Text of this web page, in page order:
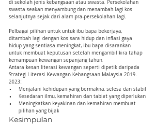
di sekolah jenis kebangsaan atau swasta. Persekolahan
swasta seakan menyambung dan menambah lagi kos
selanjutnya sejak dari alam pra-persekolahan lagi.
Pelbagai pilihan untuk untuk ibu bapa bekerjaya,
ditambah lagi dengan kos sara hidup dan inflasi gaya
hidup yang sentiasa meningkat, ibu bapa disarankan
untuk membuat keputusan setelah mengambil kira tahap
kemampuan kewangan sepanjang tahun.
Antara kesan literasi kewangan seperti dipetik daripada
Strategi Literasi Kewangan Kebangsaan Malaysia 2019-
2023:
Menjalani kehidupan yang bermakna, selesa dan stabil
Kesedaran ilmu, kemahiran dan tabiat yang diperlukan
Meningkatkan keyakinan dan kemahiran membuat
pilihan yang bijak
Kesimpulan